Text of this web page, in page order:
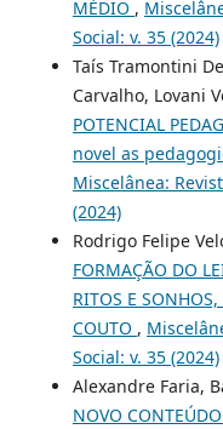
MÉDIO ,
Social: v. 35 (2024)
Taís Tramontini
Carvalho, Lovani
POTENCIAL
novel as
Miscelânea:
(2024)
Rodrigo Felipe
FORMAÇÃO DO
RITOS E
COUTO ,
Social: v. 35 (2024)
Alexandre Faria,
NOVO